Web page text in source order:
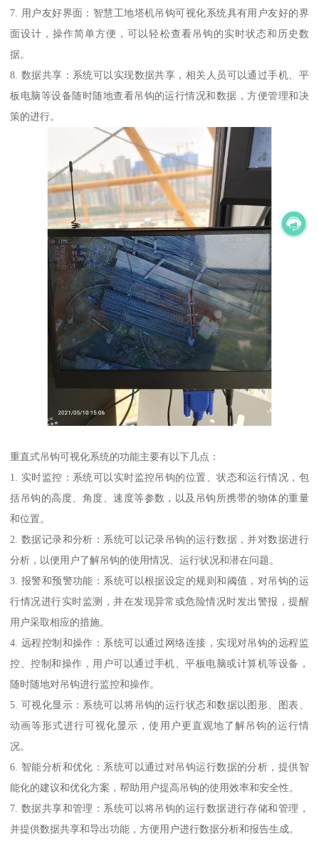
7. 用户友好界面：智慧工地塔机吊钩可视化系统具有用户友好的界
面设计，操作简单方便，可以轻松查看吊钩的实时状态和历史数
据。
8. 数据共享：系统可以实现数据共享，相关人员可以通过手机、平
板电脑等设备随时随地查看吊钩的运行情况和数据，方便管理和决
策的进行。
重直式吊钩可视化系统的功能主要有以下几点：
1. 实时监控：系统可以实时监控吊钩的位置、状态和运行情况，包
括吊钩的高度、角度、速度等参数，以及吊钩所携带的物体的重量
和位置。
2. 数据记录和分析：系统可以记录吊钩的运行数据，并对数据进行
分析，以便用户了解吊钩的使用情况、运行状况和潜在问题。
3. 报警和预警功能：系统可以根据设定的规则和阈值，对吊钩的运
行情况进行实时监测，并在发现异常或危险情况时发出警报，提醒
用户采取相应的措施。
4. 远程控制和操作：系统可以通过网络连接，实现对吊钩的远程监
控、控制和操作，用户可以通过手机、平板电脑或计算机等设备，
随时随地对吊钩进行监控和操作。
5. 可视化显示：系统可以将吊钩的运行状态和数据以图形、图表、
动画等形式进行可视化显示，使用户更直观地了解吊钩的运行情
况。
6. 智能分析和优化：系统可以通过对吊钩运行数据的分析，提供智
能化的建议和优化方案，帮助用户提高吊钩的使用效率和安全性。
7. 数据共享和管理：系统可以将吊钩的运行数据进行存储和管理，
并提供数据共享和导出功能，方便用户进行数据分析和报告生成。